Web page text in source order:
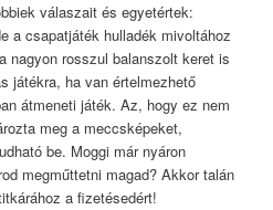
válaszait és egyetértek:
a csapatjáték hulladék mivoltához
nagyon rosszul balanszolt keret is
játékra, ha van értelmezhető
átmeneti játék. Az, hogy ez nem
meg a meccsképeket,
be. Moggi már nyáron
megműttetni magad? Akkor talán
a fizetésedért!